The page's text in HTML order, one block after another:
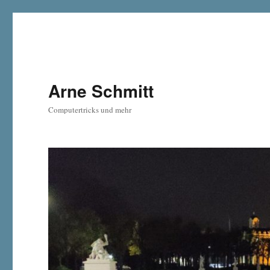
Arne Schmitt
Computertricks und mehr